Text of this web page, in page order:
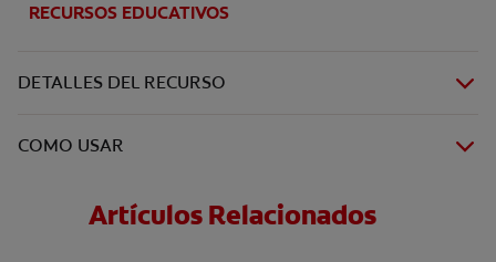
RECURSOS EDUCATIVOS
DETALLES DEL RECURSO
COMO USAR
Artículos Relacionados